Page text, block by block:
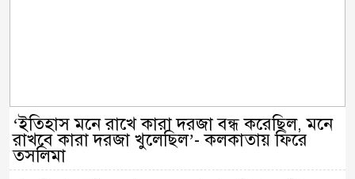
‘ইতিহাস মনে রাখে কারা দরজা বন্ধ করেছিল, মনে
রাখবে কারা দরজা খুলেছিল’- কলকাতায় ফিরে
তসলিমা